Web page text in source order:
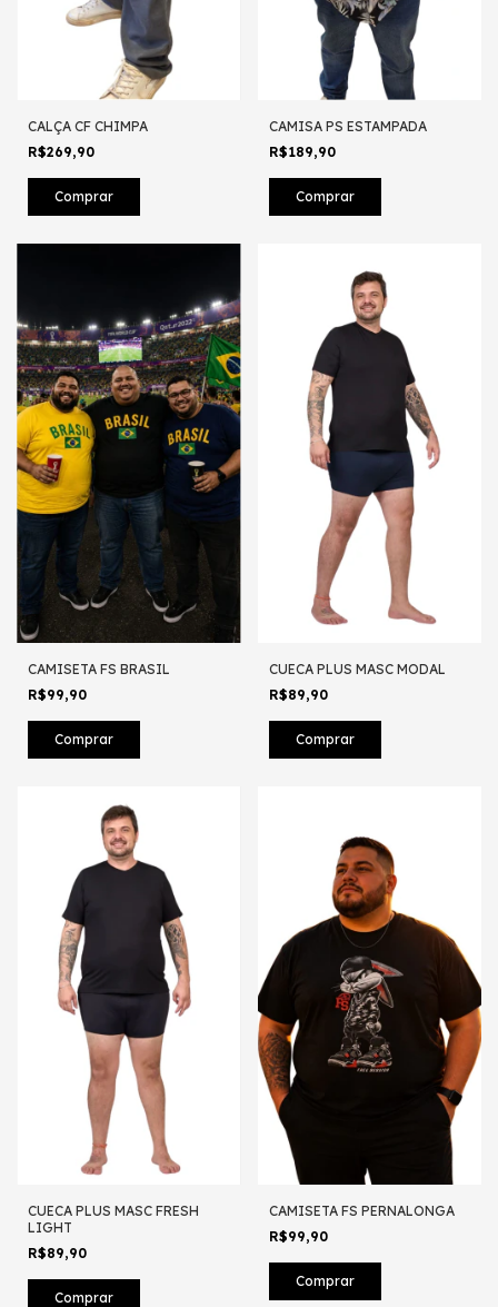
CALÇA CF CHIMPA
R$269,90
Comprar
CAMISA PS ESTAMPADA
R$189,90
Comprar
CAMISETA FS BRASIL
R$99,90
Comprar
CUECA PLUS MASC MODAL
R$89,90
Comprar
CUECA PLUS MASC FRESH
LIGHT
R$89,90
Comprar
CAMISETA FS PERNALONGA
R$99,90
Comprar